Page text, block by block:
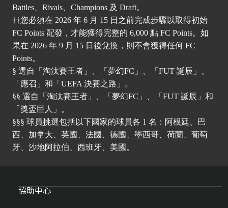
Battles、Rivals、Champions 及 Draft。
††您必須在 2026 年 6 月 15 日之前完成步驟以取得初始
FC Points 配發，才能獲得完整的 6,000 點 FC Points。如
果在 2026 年 9 月 15 日後兌換，則不會獲得任何 FC
Points。
§ 選自「淘汰賽王者」、「夢幻FC」、「FUT 誕辰」、
「應召」和「UEFA 決賽之路」。
§§ 選自「淘汰賽王者」、「夢幻FC」、「FUT 誕辰」和
「獎盃巨人」。
§§§ 球員挑選包括以下國家的球員各 1 名：阿根廷、巴
西、加拿大、英國、法國、德國、墨西哥、荷蘭、葡萄
牙、沙地阿拉伯、西班牙、美國。
協助中心